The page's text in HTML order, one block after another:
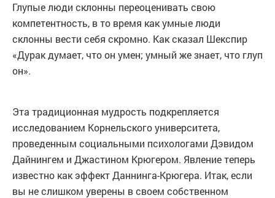
Глупые люди склонны переоценивать свою
компетентность, в то время как умные люди
склонны вести себя скромно. Как сказал Шекспир
«Дурак думает, что он умен; умный же знает, что глуп
он».
Эта традиционная мудрость подкрепляется
исследованием Корнельского университета,
проведенным социальными психологами Дэвидом
Дайнингем и Джастином Крюгером. Явление теперь
известно как эффект Даннинга-Крюгера. Итак, если
вы не слишком уверены в своем собственном